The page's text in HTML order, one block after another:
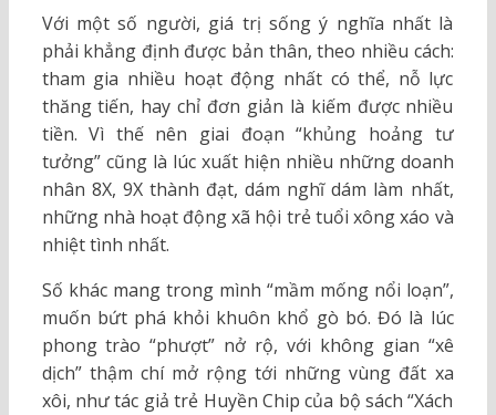
Với một số người, giá trị sống ý nghĩa nhất là
phải khẳng định được bản thân, theo nhiều cách:
tham gia nhiều hoạt động nhất có thể, nỗ lực
thăng tiến, hay chỉ đơn giản là kiếm được nhiều
tiền. Vì thế nên giai đoạn “khủng hoảng tư
tưởng” cũng là lúc xuất hiện nhiều những doanh
nhân 8X, 9X thành đạt, dám nghĩ dám làm nhất,
những nhà hoạt động xã hội trẻ tuổi xông xáo và
nhiệt tình nhất.
Số khác mang trong mình “mầm mống nổi loạn”,
muốn bứt phá khỏi khuôn khổ gò bó. Đó là lúc
phong trào “phượt” nở rộ, với không gian “xê
dịch” thậm chí mở rộng tới những vùng đất xa
xôi, như tác giả trẻ Huyền Chip của bộ sách “Xách